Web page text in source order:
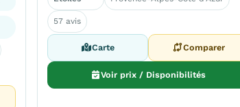
57 avis
Carte Comparer
Voir prix / Disponibilités